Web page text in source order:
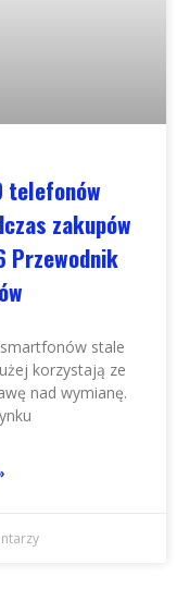
telefonów
zakupów
Przewodnik
stale
korzystają ze
nad wymianę.